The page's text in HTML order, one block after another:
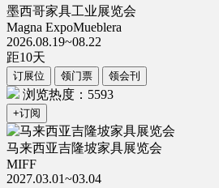
墨西哥家具工业展览会
Magna ExpoMueblera
2026.08.19~08.22
距10天
订展位 领门票 领会刊
浏览热度：5593
+订阅
马来西亚吉隆坡家具展览会
MIFF
2027.03.01~03.04